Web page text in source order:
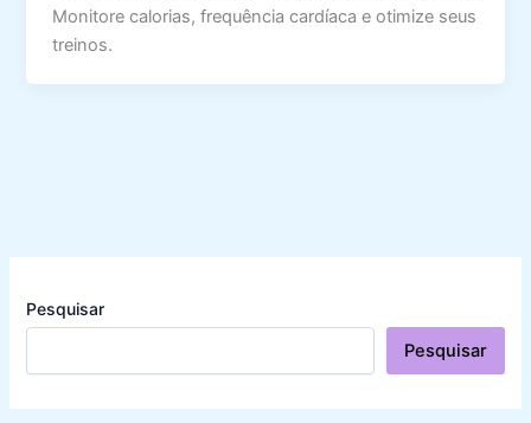
Monitore calorias, frequência cardíaca e otimize seus
treinos.
Pesquisar
Pesquisar